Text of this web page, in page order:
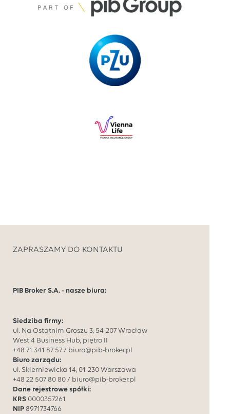
ZAPRASZAMY DO KONTAKTU
PIB Broker S.A. - nasze biura:
Siedziba firmy:
ul. Na Ostatnim Groszu 3, 54-207 Wrocław
West 4 Business Hub, piętro II
+48 71 341 87 57 / biuro@pib-broker.pl
Biuro zarządu:
ul. Skierniewicka 14, 01-230 Warszawa
+48 22 507 80 80 / biuro@pib-broker.pl
Dane rejestrowe spółki:
KRS 0000357261
NIP 8971734766